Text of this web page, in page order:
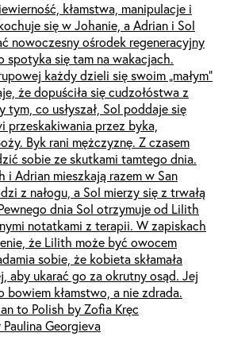
kłamstwa, manipulacje i
się w Johanie, a Adrian i Sol
nowoczesny ośrodek regeneracyjny
spotyka się tam na wakacjach.
każdy dzieli się swoim „małym”
że dopuściła się cudzołóstwa z
tym, co usłyszał, Sol poddaje się
przeskakiwania przez byka,
Byk rani mężczyznę. Z czasem
sobie ze skutkami tamtego dnia.
Adrian mieszkają razem w San
z nałogu, a Sol mierzy się z trwałą
dnia Sol otrzymuje od Lilith
notatkami z terapii. W zapiskach
że Lilith może być owocem
sobie, że kobieta skłamała
aby ukarać go za okrutny osąd. Jej
bowiem kłamstwo, a nie zdrada.
to Polish by Zofia Kręc
Georgieva